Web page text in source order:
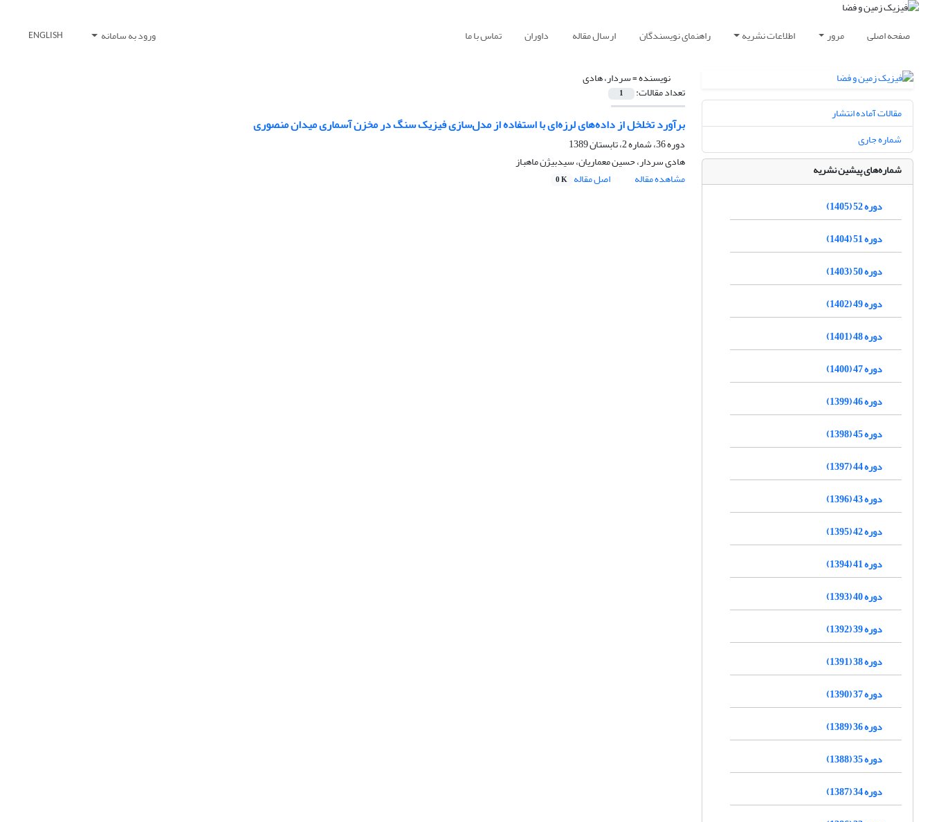
صفحه اصلی مرور اطلاعات نشریه راهنمای نویسندگان ارسال مقاله داوران تماس با ما ورود به سامانه ENGLISH
نویسنده =سردار، هادی
تعداد مقالات: 1
برآورد تخلخل از داده‌های لرزه‌ای با استفاده از مدل‌سازی فیزیک سنگ در مخزن آسماری میدان منصوری
دوره 36، شماره 2، تابستان 1389
هادی سردار، حسین معماریان، سیدبیژن ماهباز
مشاهده مقاله
اصل مقاله 0 K
مقالات آماده انتشار
شماره جاری
شماره‌های پیشین نشریه
دوره 52 (1405)
دوره 51 (1404)
دوره 50 (1403)
دوره 49 (1402)
دوره 48 (1401)
دوره 47 (1400)
دوره 46 (1399)
دوره 45 (1398)
دوره 44 (1397)
دوره 43 (1396)
دوره 42 (1395)
دوره 41 (1394)
دوره 40 (1393)
دوره 39 (1392)
دوره 38 (1391)
دوره 37 (1390)
دوره 36 (1389)
دوره 35 (1388)
دوره 34 (1387)